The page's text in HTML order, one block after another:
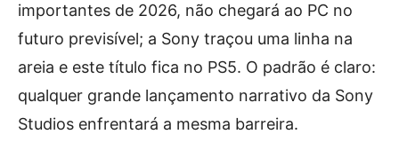
importantes de 2026, não chegará ao PC no
futuro previsível; a Sony traçou uma linha na
areia e este título fica no PS5. O padrão é claro:
qualquer grande lançamento narrativo da Sony
Studios enfrentará a mesma barreira.